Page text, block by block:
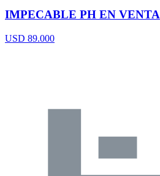
IMPECABLE PH EN VENTA
USD 89.000